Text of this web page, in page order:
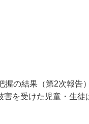
の結果（第2次報告
を受けた児童・生